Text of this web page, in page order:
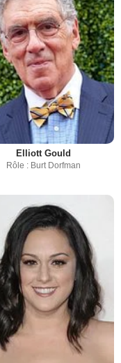
Elliott Gould
Rôle : Burt Dorfman